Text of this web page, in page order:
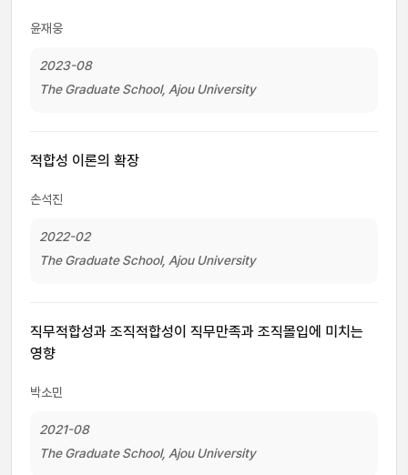
윤재웅
2023-08
The Graduate School, Ajou University
적합성 이론의 확장
손석진
2022-02
The Graduate School, Ajou University
직무적합성과 조직적합성이 직무만족과 조직몰입에 미치는
영향
박소민
2021-08
The Graduate School, Ajou University